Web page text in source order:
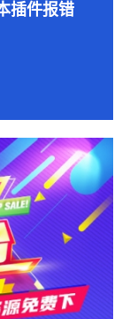
插件报错